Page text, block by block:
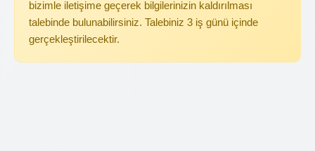
bizimle iletişime geçerek bilgilerinizin kaldırılması
talebinde bulunabilirsiniz. Talebiniz 3 iş günü içinde
gerçekleştirilecektir.